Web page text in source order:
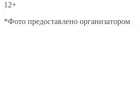
12+
*Фото предоставлено организатором